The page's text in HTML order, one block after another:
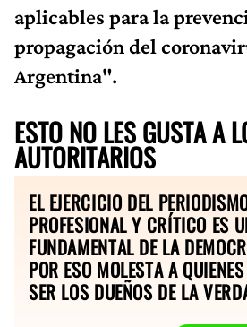
aplicables para la
propagación del
Argentina".
ESTO NO LES GUSTA A
AUTORITARIOS
EL EJERCICIO DEL
PROFESIONAL Y CRÍTICO ES
FUNDAMENTAL DE LA
POR ESO MOLESTA A
SER LOS DUEÑOS DE LA